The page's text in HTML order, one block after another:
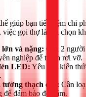
giúp bạn tiết kiệm chi
việc gọi thợ là lựa chọn
và nặng: Cần 2
nghiệp để tránh rơi vỡ.
LED: Yêu cầu kiến
thạch cao: Cần
để đảm bảo độ bám.